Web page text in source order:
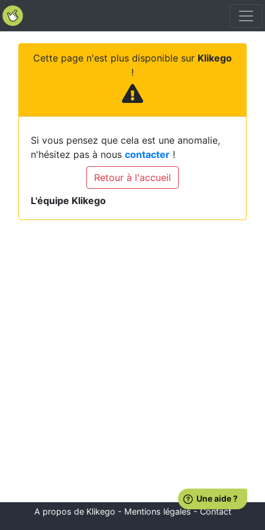
Cette page n'est plus disponible sur Klikego
!
Si vous pensez que cela est une anomalie,
n'hésitez pas à nous contacter !
Retour à l'accueil
L'équipe Klikego
A propos de Klikego - Mentions légales-Contact